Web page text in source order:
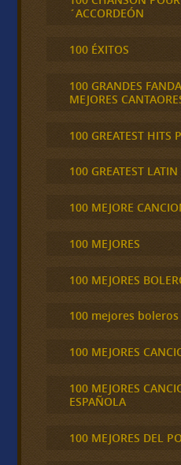
´ACCORDEÓN
100 ÉXITOS
100 GRANDES
MEJORES
100 GREATEST HITS
100 GREATEST LATIN
100 MEJORE
100 MEJORES
100 MEJORES
100 mejores
100 MEJORES
100 MEJORES
ESPAÑOLA
100 MEJORES DEL